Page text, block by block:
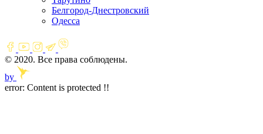
Белгород-Днестровский
Одесса
© 2020. Все права соблюдены.
by
error: Content is protected !!